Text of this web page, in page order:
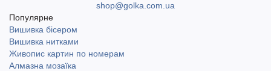
shop@golka.com.ua
Популярне
Вишивка бісером
Вишивка нитками
Живопис картин по номерам
Алмазна мозаїка